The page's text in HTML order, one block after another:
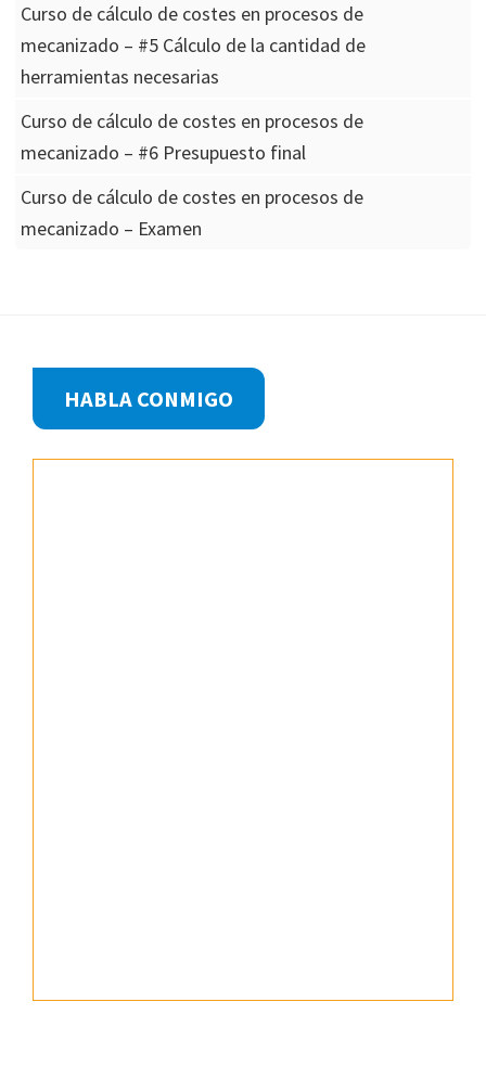
Curso de cálculo de costes en procesos de
mecanizado – #5 Cálculo de la cantidad de
herramientas necesarias
Curso de cálculo de costes en procesos de
mecanizado – #6 Presupuesto final
Curso de cálculo de costes en procesos de
mecanizado – Examen
FooterHABLA CONMIGO